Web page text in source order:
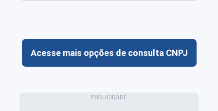
Acesse mais opções de consulta CNPJ